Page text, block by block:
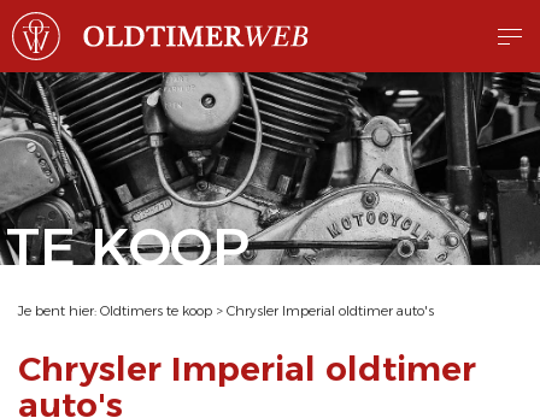
TE KOOP
Je bent hier: Oldtimers te koop > Chrysler Imperial oldtimer auto's
Chrysler Imperial oldtimer
auto's